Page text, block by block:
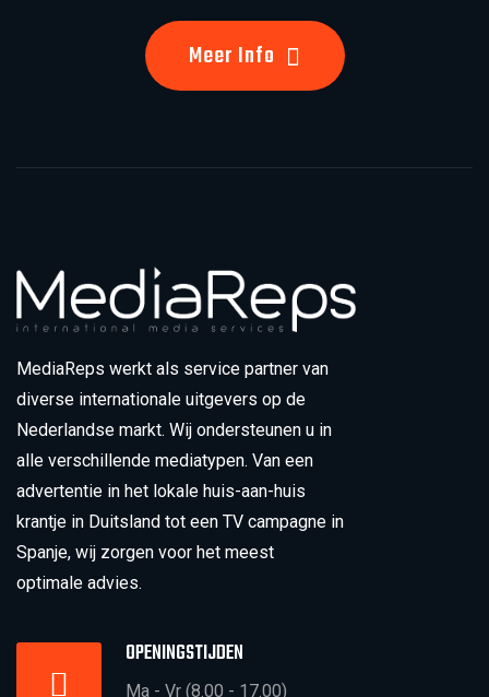
Meer Info
MediaReps werkt als service partner van
diverse internationale uitgevers op de
Nederlandse markt. Wij ondersteunen u in
alle verschillende mediatypen. Van een
advertentie in het lokale huis-aan-huis
krantje in Duitsland tot een TV campagne in
Spanje, wij zorgen voor het meest
optimale advies.
OPENINGSTIJDEN
Ma - Vr (8.00 - 17.00)